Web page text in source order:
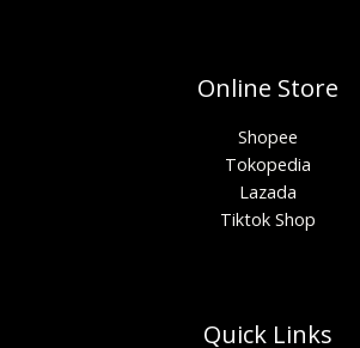
Online Store
Shopee
Tokopedia
Lazada
Tiktok Shop
Quick Links